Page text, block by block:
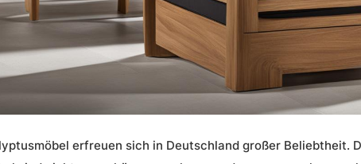
erfreuen sich in Deutschland großer Beliebtheit.